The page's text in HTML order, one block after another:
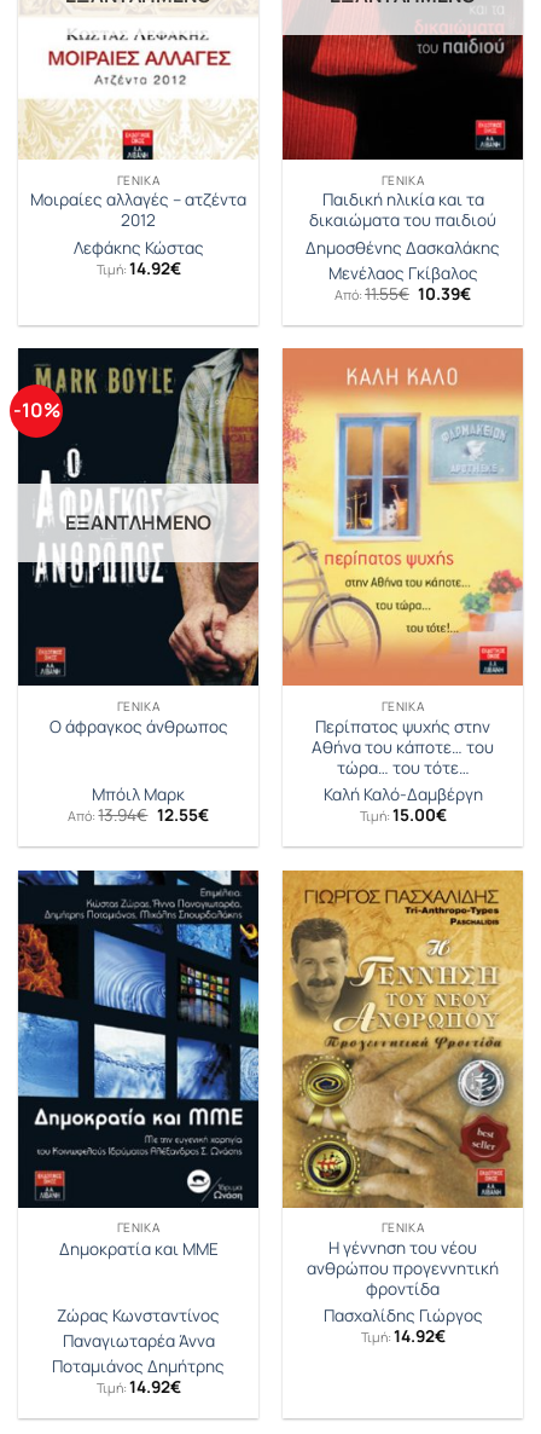
ΓΕΝΙΚΆ
Μοιραίες αλλαγές – ατζέντα
2012
Λεφάκης Κώστας
Τιμή: 14.92€
ΓΕΝΙΚΆ
Παιδική ηλικία και τα
δικαιώματα του παιδιού
Δημοσθένης Δασκαλάκης
Μενέλαος Γκίβαλος
Από: 11.55€ Original
price
was:
10.39€Η
τιμή
10.39€.
-10%
ΕΞΑΝΤΛΗΜΈΝΟ
ΓΕΝΙΚΆ
Ο άφραγκος άνθρωπος
Μπόιλ Μαρκ
Από:13.94€ Original
price
was:
12.55€Η
τιμή
12.55€.
ΓΕΝΙΚΆ
Περίπατος ψυχής στην
Αθήνα του κάποτε… του
τώρα… του τότε…
Καλή Καλό-Δαμβέργη
Τιμή: 15.00€
ΓΕΝΙΚΆ
Δημοκρατία και ΜΜΕ
Ζώρας Κωνσταντίνος
Παναγιωταρέα Άννα
Ποταμιάνος Δημήτρης
Τιμή: 14.92€
ΓΕΝΙΚΆ
Η γέννηση του νέου
ανθρώπου προγεννητική
φροντίδα
Πασχαλίδης Γιώργος
Τιμή: 14.92€